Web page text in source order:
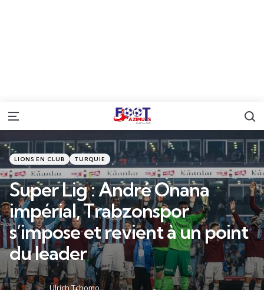
Menu
Catégories
Posté
dans
LIONS EN CLUB TURQUIE
Super Lig : André Onana
impérial, Trabzonspor
s’impose et revient à un point
du leader
Posté
Ulrich Tchomo